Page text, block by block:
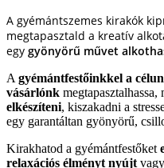
A gyémántszemes kirakók
megtapasztald a kreatív
egy gyönyörű művet
A gyémántfestőinkkel a
vásárlónk megtapasztalhassa,
elkészíteni, kiszakadni a
egy garantáltan gyönyörű,
Kirakhatod a gyémántfestőket
relaxációs élményt nyújt